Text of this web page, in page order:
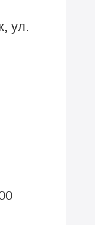
ул.